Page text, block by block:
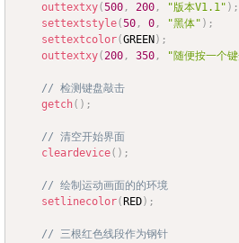
outtextxy(500 , 200 , "版本V1.1" ) ;
settextstyle(50 , 0 , "黑体" ) ;
settextcolor(GREEN ) ;
outtextxy(200 , 350 , "随便按一个
// 检测键盘敲击
getch( ) ;
// 清空开始界面
cleardevice( ) ;
// 绘制运动画面的的环境
setlinecolor( RED) ;
// 三根红色线段作为钢针